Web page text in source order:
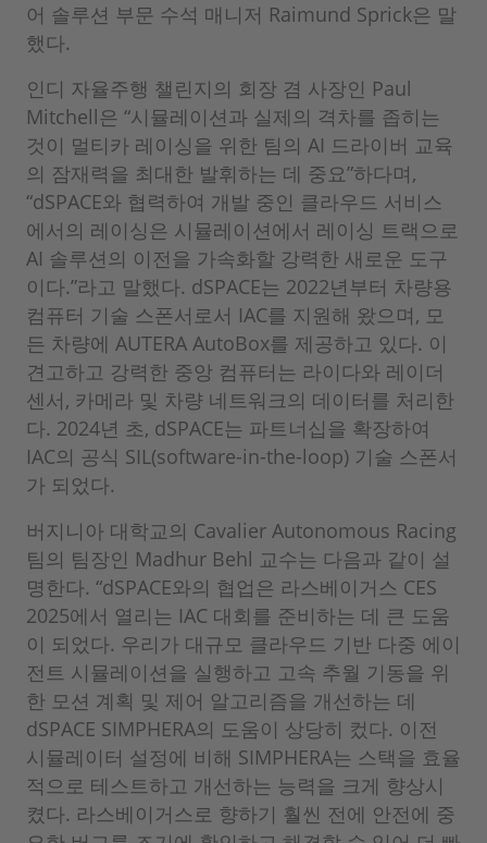
어 솔루션 부문 수석 매니저 Raimund Sprick은 말
했다.
인디 자율주행 챌린지의 회장 겸 사장인 Paul
Mitchell은 “시뮬레이션과 실제의 격차를 좁히는
것이 멀티카 레이싱을 위한 팀의 AI 드라이버 교육
의 잠재력을 최대한 발휘하는 데 중요”하다며,
“dSPACE와 협력하여 개발 중인 클라우드 서비스
에서의 레이싱은 시뮬레이션에서 레이싱 트랙으로
AI 솔루션의 이전을 가속화할 강력한 새로운 도구
이다.”라고 말했다. dSPACE는 2022년부터 차량용
컴퓨터 기술 스폰서로서 IAC를 지원해 왔으며, 모
든 차량에 AUTERA AutoBox를 제공하고 있다. 이
견고하고 강력한 중앙 컴퓨터는 라이다와 레이더
센서, 카메라 및 차량 네트워크의 데이터를 처리한
다. 2024년 초, dSPACE는 파트너십을 확장하여
IAC의 공식 SIL(software-in-the-loop) 기술 스폰서
가 되었다.
버지니아 대학교의 Cavalier Autonomous Racing
팀의 팀장인 Madhur Behl 교수는 다음과 같이 설
명한다. “dSPACE와의 협업은 라스베이거스 CES
2025에서 열리는 IAC 대회를 준비하는 데 큰 도움
이 되었다. 우리가 대규모 클라우드 기반 다중 에이
전트 시뮬레이션을 실행하고 고속 추월 기동을 위
한 모션 계획 및 제어 알고리즘을 개선하는 데
dSPACE SIMPHERA의 도움이 상당히 컸다. 이전
시뮬레이터 설정에 비해 SIMPHERA는 스택을 효율
적으로 테스트하고 개선하는 능력을 크게 향상시
켰다. 라스베이거스로 향하기 훨씬 전에 안전에 중